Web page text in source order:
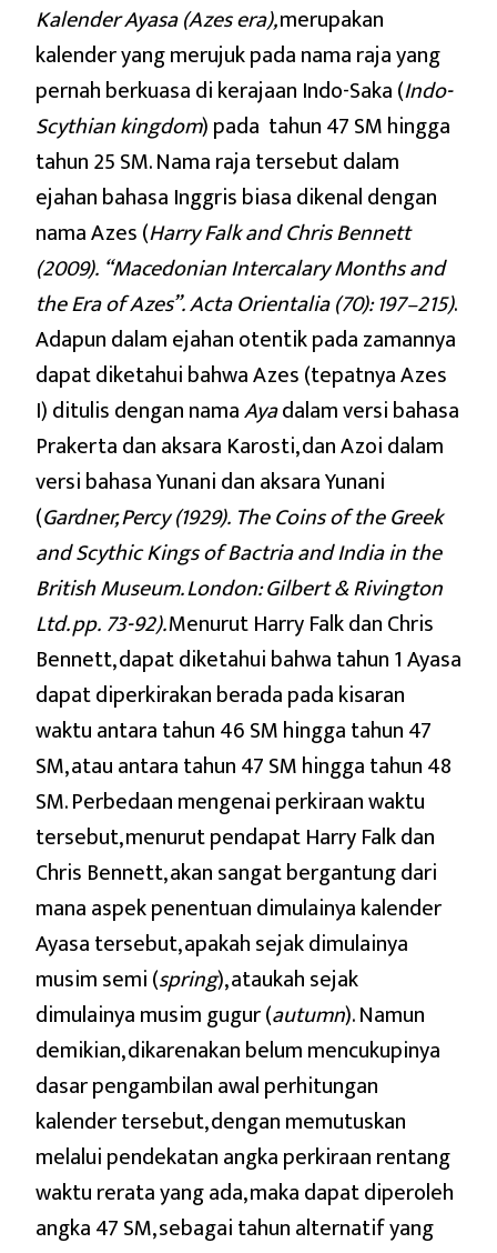
Kalender Ayasa (Azes era),merupakan
kalender yang merujuk pada nama raja yang
pernah berkuasa di kerajaan Indo-Saka (Indo-
Scythian kingdom) pada tahun 47 SM hingga
tahun 25 SM. Nama raja tersebut dalam
ejahan bahasa Inggris biasa dikenal dengan
nama Azes (Harry Falk and Chris Bennett
(2009). “Macedonian Intercalary Months and
the Era of Azes”. Acta Orientalia (70): 197–215).
Adapun dalam ejahan otentik pada zamannya
dapat diketahui bahwa Azes (tepatnya Azes
I) ditulis dengan namaAyadalam versi bahasa
Prakerta dan aksara Karosti, dan Azoi dalam
versi bahasa Yunani dan aksara Yunani
(Gardner, Percy (1929). The Coins of the Greek
and Scythic Kings of Bactria and India in the
British Museum. London: Gilbert & Rivington
Ltd. pp.73-92).Menurut Harry Falk dan Chris
Bennett, dapat diketahui bahwa tahun 1 Ayasa
dapat diperkirakan berada pada kisaran
waktu antara tahun 46 SM hingga tahun 47
SM, atau antara tahun 47 SM hingga tahun 48
SM. Perbedaan mengenai perkiraan waktu
tersebut, menurut pendapat Harry Falk dan
Chris Bennett, akan sangat bergantung dari
mana aspek penentuan dimulainya kalender
Ayasa tersebut, apakah sejak dimulainya
musim semi (spring), ataukah sejak
dimulainya musim gugur (autumn). Namun
demikian, dikarenakan belum mencukupinya
dasar pengambilan awal perhitungan
kalender tersebut, dengan memutuskan
melalui pendekatan angka perkiraan rentang
waktu rerata yang ada, maka dapat diperoleh
angka 47 SM, sebagai tahun alternatif yang